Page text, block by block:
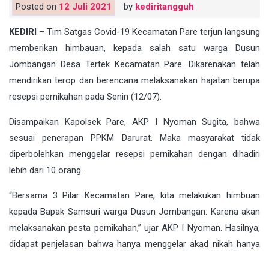
Posted on 12 Juli 2021 by kediritangguh
KEDIRI – Tim Satgas Covid-19 Kecamatan Pare terjun langsung
memberikan himbauan, kepada salah satu warga Dusun
Jombangan Desa Tertek Kecamatan Pare. Dikarenakan telah
mendirikan terop dan berencana melaksanakan hajatan berupa
resepsi pernikahan pada Senin (12/07).
Disampaikan Kapolsek Pare, AKP I Nyoman Sugita, bahwa
sesuai penerapan PPKM Darurat. Maka masyarakat tidak
diperbolehkan menggelar resepsi pernikahan dengan dihadiri
lebih dari 10 orang.
“Bersama 3 Pilar Kecamatan Pare, kita melakukan himbuan
kepada Bapak Samsuri warga Dusun Jombangan. Karena akan
melaksanakan pesta pernikahan,” ujar AKP I Nyoman. Hasilnya,
didapat penjelasan bahwa hanya menggelar akad nikah hanya